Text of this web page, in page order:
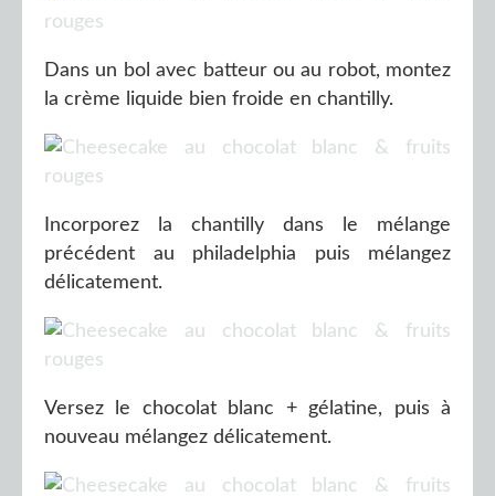
Dans un bol avec batteur ou au robot, montez
la crème liquide bien froide en chantilly.
Incorporez la chantilly dans le mélange
précédent au philadelphia puis mélangez
délicatement.
Versez le chocolat blanc + gélatine, puis à
nouveau mélangez délicatement.